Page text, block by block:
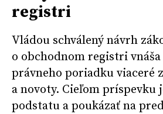
registri
Vládou schválený návrh
o obchodnom registri vnáša
právneho poriadku viaceré
a novoty. Cieľom
podstatu a poukázať na